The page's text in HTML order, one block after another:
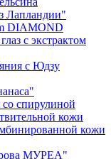
Лапландии"
DIAMOND
с экстрактом
с Юдзу
спирулиной
кожи
кожи
МУРЕА"